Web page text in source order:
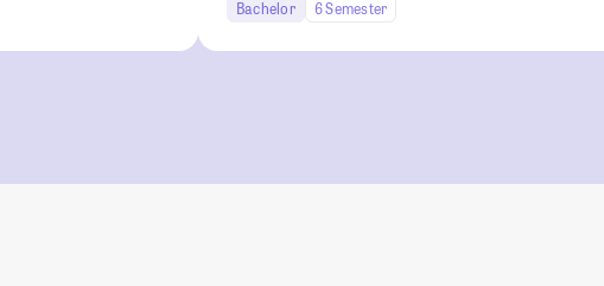
Bachelor 6 Semester